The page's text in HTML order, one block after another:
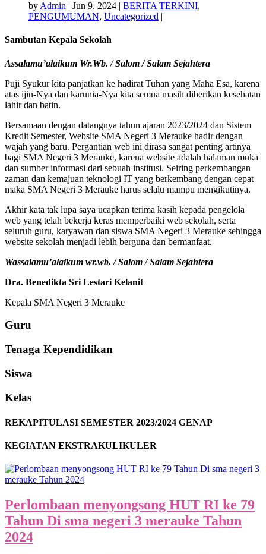
by Admin | Jun 9, 2024 | BERITA TERKINI,
PENGUMUMAN, Uncategorized |
Sambutan Kepala Sekolah
Assalamu’alaikum Wr.Wb. / Salom / Salam Sejahtera
Puji Syukur kita panjatkan ke hadirat Tuhan yang Maha Esa, karena
atas ijin-Nya dan karunia-Nya kita semua masih diberikan kesehatan
lahir dan batin.
Bersamaan dengan datangnya tahun ajaran 2023/2024 dan Sistem
Kredit Semester, Website SMA Negeri 3 Merauke hadir dengan
wajah yang baru. Pergantian web ini dirasa sangat penting artinya
bagi SMA Negeri 3 Merauke, karena website adalah halaman muka
dan sumber informasi dari sebuah institusi. Seiring perkembangan
zaman dan kemajuan teknologi IT yang berkembang dengan cepat
maka SMA Negeri 3 Merauke harus selalu mampu mengikutinya.
Akhir kata tak lupa saya ucapkan terima kasih kepada pengelola
web yang telah bekerja keras memperbaiki web sekolah, serta
seluruh guru, karyawan dan siswa SMA Negeri 3 Merauke sehingga
website sekolah menjadi lebih berguna dan bermanfaat.
Wassalamu’alaikum wr.wb. / Salom / Salam Sejahtera
Dra. Benedikta Sri Lestari Kelanit
Kepala SMA Negeri 3 Merauke
Guru
Tenaga Kependidikan
Siswa
Kelas
REKAPITULASI SEMESTER 2023/2024 GENAP
KEGIATAN EKSTRAKULIKULER
Perlombaan menyongsong HUT RI ke 79
Tahun Di sma negeri 3 merauke Tahun
2024